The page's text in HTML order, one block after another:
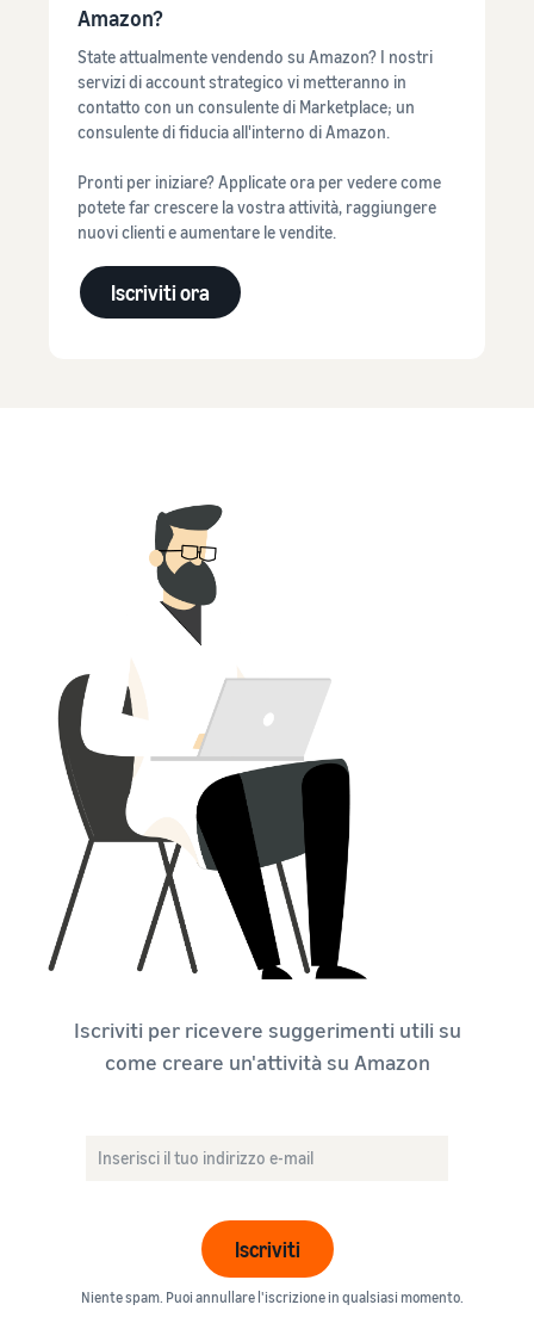
Amazon?
State attualmente vendendo su Amazon? I nostri
servizi di account strategico vi metteranno in
contatto con un consulente di Marketplace; un
consulente di fiducia all'interno di Amazon.
Pronti per iniziare? Applicate ora per vedere come
potete far crescere la vostra attività, raggiungere
nuovi clienti e aumentare le vendite.
Iscriviti ora
Iscriviti per ricevere suggerimenti utili su
come creare un'attività su Amazon
Iscriviti
Niente spam. Puoi annullare l'iscrizione in qualsiasi momento.